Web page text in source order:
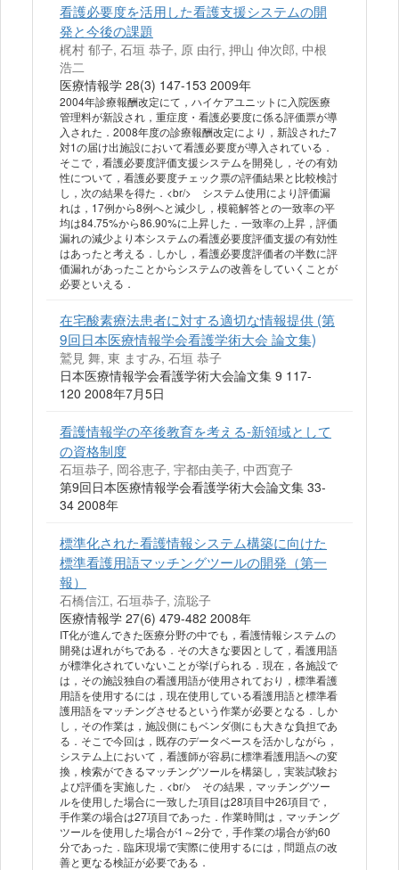
看護必要度を活用した看護支援システムの開
発と今後の課題
梶村 郁子, 石垣 恭子, 原 由行, 押山 伸次郎, 中根
浩二
医療情報学 28(3) 147-153 2009年
2004年診療報酬改定にて，ハイケアユニットに入院医療
管理料が新設され，重症度・看護必要度に係る評価票が導
入された．2008年度の診療報酬改定により，新設された7
対1の届け出施設において看護必要度が導入されている．
そこで，看護必要度評価支援システムを開発し，その有効
性について，看護必要度チェック票の評価結果と比較検討
し，次の結果を得た．<br/> システム使用により評価漏
れは，17例から8例へと減少し，模範解答との一致率の平
均は84.75%から86.90%に上昇した．一致率の上昇，評価
漏れの減少より本システムの看護必要度評価支援の有効性
はあったと考える．しかし，看護必要度評価者の半数に評
価漏れがあったことからシステムの改善をしていくことが
必要といえる．
在宅酸素療法患者に対する適切な情報提供 (第
9回日本医療情報学会看護学術大会 論文集)
鷲見 舞, 東 ますみ, 石垣 恭子
日本医療情報学会看護学術大会論文集 9 117-
120 2008年7月5日
看護情報学の卒後教育を考える-新領域として
の資格制度
石垣恭子, 岡谷恵子, 宇都由美子, 中西寛子
第9回日本医療情報学会看護学術大会論文集 33-
34 2008年
標準化された看護情報システム構築に向けた
標準看護用語マッチングツールの開発（第一
報）
石橋信江, 石垣恭子, 流聡子
医療情報学 27(6) 479-482 2008年
IT化が進んできた医療分野の中でも，看護情報システムの
開発は遅れがちである．その大きな要因として，看護用語
が標準化されていないことが挙げられる．現在，各施設で
は，その施設独自の看護用語が使用されており，標準看護
用語を使用するには，現在使用している看護用語と標準看
護用語をマッチングさせるという作業が必要となる．しか
し，その作業は，施設側にもベンダ側にも大きな負担であ
る．そこで今回は，既存のデータベースを活かしながら，
システム上において，看護師が容易に標準看護用語への変
換，検索ができるマッチングツールを構築し，実装試験お
よび評価を実施した．<br/> その結果，マッチングツー
ルを使用した場合に一致した項目は28項目中26項目で，
手作業の場合は27項目であった．作業時間は，マッチング
ツールを使用した場合が1～2分で，手作業の場合が約60
分であった．臨床現場で実際に使用するには，問題点の改
善と更なる検証が必要である．